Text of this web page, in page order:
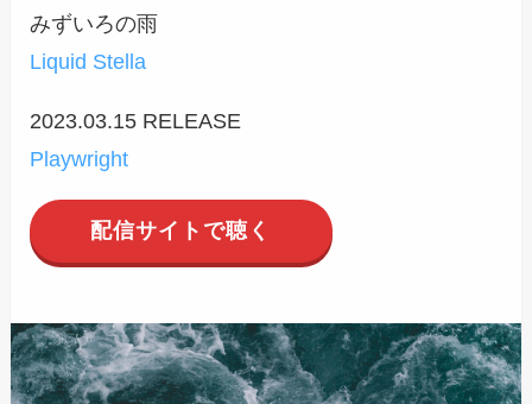
みずいろの雨
Liquid Stella
2023.03.15 RELEASE
Playwright
配信サイトで聴く